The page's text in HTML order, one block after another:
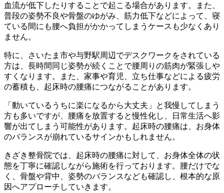
血流が低下したりすることで起こる場合があります。また、
普段の姿勢不良や骨盤のゆがみ、筋力低下などによって、寝
ている間にも腰へ負担がかかってしまうケースも少なくあり
ません。
特に、さいたま市や与野駅周辺でデスクワークをされている
方は、長時間同じ姿勢が続くことで腰周りの筋肉が緊張しや
すくなります。また、家事や育児、立ち仕事などによる疲労
の蓄積も、起床時の腰痛につながることがあります。
「動いているうちに楽になるから大丈夫」と我慢してしまう
方も多いですが、腰痛を放置すると慢性化し、日常生活へ影
響が出てしまう可能性があります。起床時の腰痛は、お身体
のバランスが崩れているサインかもしれません。
きざき整骨院では、起床時の腰痛に対して、お身体全体の状
態を丁寧に確認しながら施術を行っております。腰だけでな
く、骨盤や背中、姿勢のバランスなども確認し、根本的な原
因へアプローチしていきます。